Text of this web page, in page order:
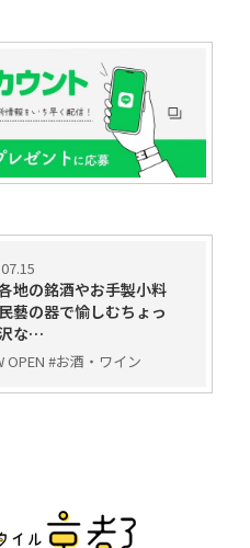
地の銘酒やお手製小料
藝の器で愉しむちょっ
な…
OPEN #お酒・ワイン